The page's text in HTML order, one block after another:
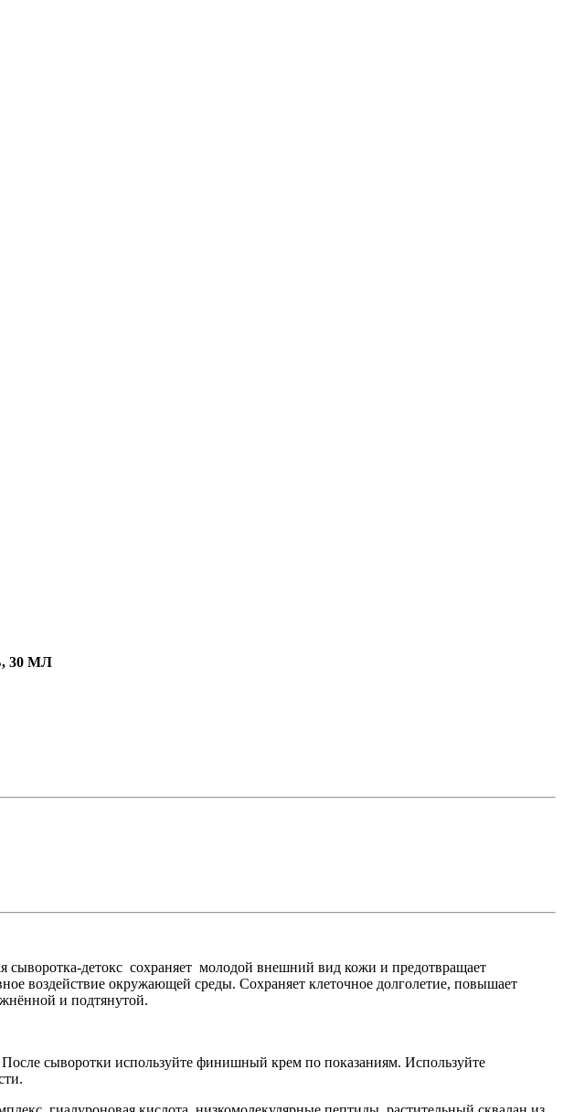
30 МЛ
сыворотка-детокс сохраняет молодой внешний вид кожи и предотвращает
воздействие окружающей среды. Сохраняет клеточное долголетие, повышает
и подтянутой.
сыворотки используйте финишный крем по показаниям. Используйте